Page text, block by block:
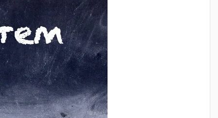
пользователю математические,
или нескольких типов структурных элементов
от других данных.
информационной базы процесс